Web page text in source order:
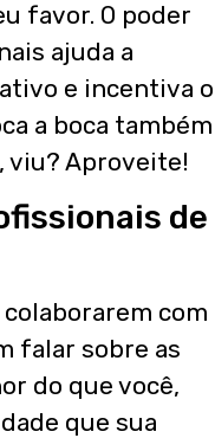
favor. O poder
ajuda a
e incentiva o
a boca também
viu? Aproveite!
de
com
falar sobre as
do que você,
que sua